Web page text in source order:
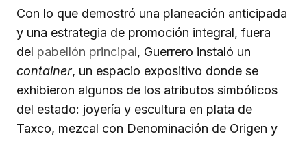
Con lo que demostró una planeación anticipada
y una estrategia de promoción integral, fuera
del pabellón principal, Guerrero instaló un
container, un espacio expositivo donde se
exhibieron algunos de los atributos simbólicos
del estado: joyería y escultura en plata de
Taxco, mezcal con Denominación de Origen y